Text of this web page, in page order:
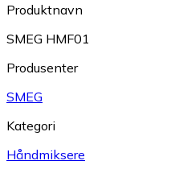
Produktnavn
SMEG HMF01
Produsenter
SMEG
Kategori
Håndmiksere